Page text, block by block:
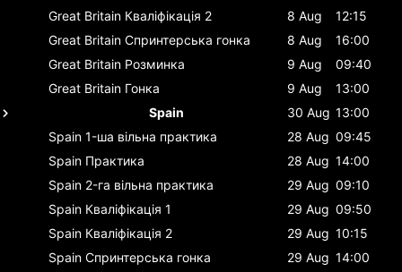
Great Britain Кваліфікація 2 8 Aug
12:15
Great Britain Спринтерська гонка 8 Aug
16:00
Great Britain Розминка 9 Aug
09:40
Great Britain Гонка 9 Aug
13:00
Spain
30 Aug 13:00
Spain 1-ша вільна практика 28 Aug 09:45
Spain Практика 28 Aug 14:00
Spain 2-га вільна практика 29 Aug 09:10
Spain Кваліфікація 1 29 Aug 09:50
Spain Кваліфікація 2 29 Aug 10:15
Spain Спринтерська гонка 29 Aug 14:00